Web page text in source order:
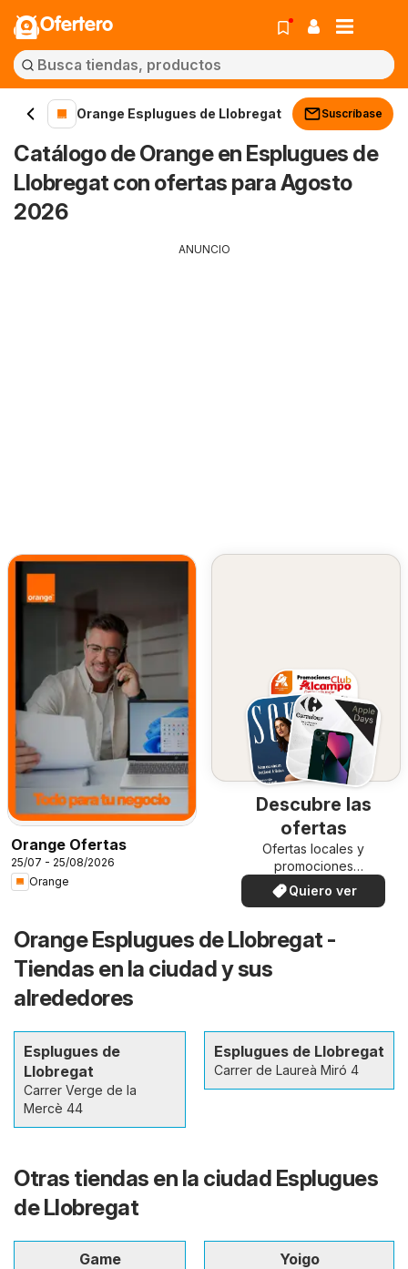
Ofertero
Orange Esplugues de Llobregat Suscríbase
Catálogo de Orange en Esplugues de
Llobregat con ofertas para Agosto
2026
ANUNCIO
Orange Ofertas
25/07 - 25/08/2026
Orange
Descubre las
ofertas
Ofertas locales y
promociones
especiales.
Quiero ver
Orange Esplugues de Llobregat -
Tiendas en la ciudad y sus
alrededores
Esplugues de
Llobregat
Carrer Verge de la
Mercè 44
Esplugues de Llobregat
Carrer de Laureà Miró 4
Otras tiendas en la ciudad Esplugues
de Llobregat
Game
Yoigo